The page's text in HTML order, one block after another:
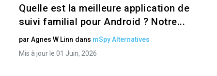
Quelle est la meilleure application de
suivi familial pour Android ? Notre...
par Agnes W Linn dans mSpy Alternatives
Mis à jour le 01 Juin, 2026